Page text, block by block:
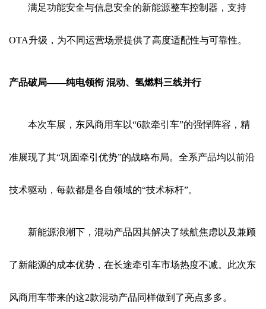
满足功能安全与信息安全的新能源整车控制器，支持
OTA升级，为不同运营场景提供了高度适配性与可靠性。
产品破局——纯电领衔 混动、氢燃料三线并行
本次车展，东风商用车以“6款牵引车”的强悍阵容，精
准展现了其“巩固牵引优势”的战略布局。全系产品均以前沿
技术驱动，每款都是各自领域的“技术标杆”。
新能源浪潮下，混动产品因其解决了续航焦虑以及兼顾
了新能源的成本优势，在长途牵引车市场热度不减。此次东
风商用车带来的这2款混动产品同样做到了亮点多多。